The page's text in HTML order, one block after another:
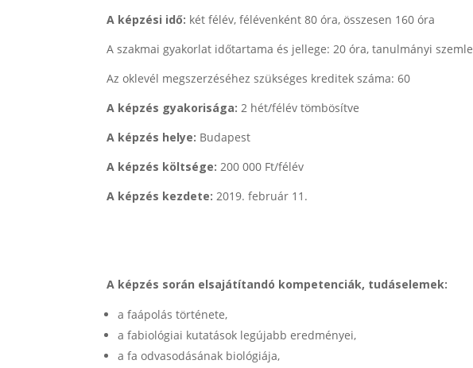
A képzési idő: két félév, félévenként 80 óra, összesen 160 óra
A szakmai gyakorlat időtartama és jellege: 20 óra, tanulmányi szemle
Az oklevél megszerzéséhez szükséges kreditek száma: 60
A képzés gyakorisága:2 hét/félév tömbösítve
A képzés helye: Budapest
A képzés költsége:200 000 Ft/félév
A képzés kezdete:2019. február 11.
A képzés során elsajátítandó kompetenciák, tudáselemek:
a faápolás története,
a fabiológiai kutatások legújabb eredményei,
a fa odvasodásának biológiája,